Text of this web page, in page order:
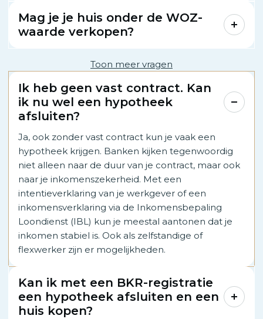
Mag je je huis onder de WOZ-
waarde verkopen?
Toon meer vragen
Ik heb geen vast contract. Kan
ik nu wel een hypotheek
afsluiten?
Ja, ook zonder vast contract kun je vaak een
hypotheek krijgen. Banken kijken tegenwoordig
niet alleen naar de duur van je contract, maar ook
naar je inkomenszekerheid. Met een
intentieverklaring van je werkgever of een
inkomensverklaring via de Inkomensbepaling
Loondienst (IBL) kun je meestal aantonen dat je
inkomen stabiel is. Ook als zelfstandige of
flexwerker zijn er mogelijkheden.
Kan ik met een BKR-registratie
een hypotheek afsluiten en een
huis kopen?